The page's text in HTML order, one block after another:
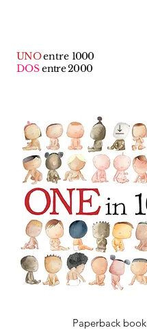
UNOentre 1000
DOSentre 2000
Paperback book